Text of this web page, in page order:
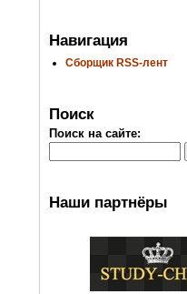
Навигация
Сборщик RSS-лент
Поиск
Поиск на сайте:
Наши партнёры